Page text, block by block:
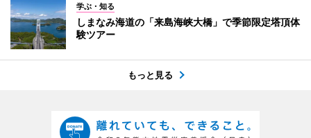
学ぶ・知る
しまなみ海道の「来島海峡大橋」で季節限定塔頂体
験ツアー
もっと見る